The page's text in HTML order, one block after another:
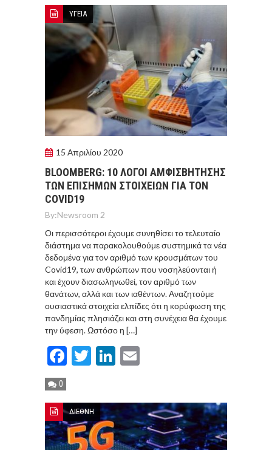
ΥΓΕΙΑ
15 Απριλίου 2020
BLOOMBERG: 10 ΛΟΓΟΙ ΑΜΦΙΣΒΗΤΗΣΗΣ
ΤΩΝ ΕΠΙΣΗΜΩΝ ΣΤΟΙΧΕΙΩΝ ΓΙΑ ΤΟΝ
COVID19
By:Newsroom 2
Οι περισσότεροι έχουμε συνηθίσει το τελευταίο
διάστημα να παρακολουθούμε συστημικά τα νέα
δεδομένα για τον αριθμό των κρουσμάτων του
Covid19, των ανθρώπων που νοσηλεύονται ή
και έχουν διασωληνωθεί, τον αριθμό των
θανάτων, αλλά και των ιαθέντων. Αναζητούμε
ουσιαστικά στοιχεία ελπίδες ότι η κορύφωση της
πανδημίας πλησιάζει και στη συνέχεια θα έχουμε
την ύφεση. Ωστόσο η […]
Facebook
TwitterLinkedIn
0
ΔΙΕΘΝΗ